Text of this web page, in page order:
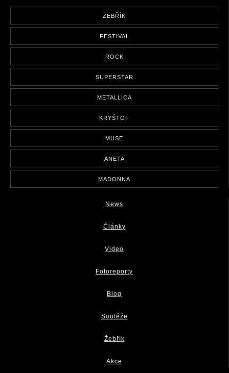
ŽEBŘÍK
FESTIVAL
ROCK
SUPERSTAR
METALLICA
KRYŠTOF
MUSE
ANETA
MADONNA
News
Články
Video
Fotoreporty
Blog
Soutěže
Žebřík
Akce